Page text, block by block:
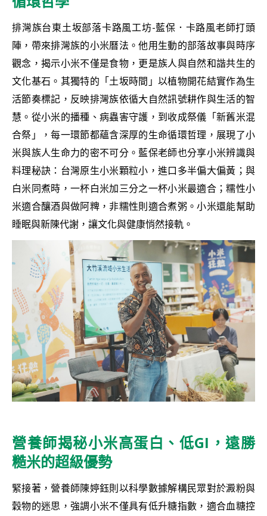
排灣族台東土坂部落卡路風工坊-藍保．卡路風老師打頭
陣，帶來排灣族的小米曆法。他用生動的部落故事與時序
觀念，揭示小米不僅是食物，更是族人與自然和諧共生的
文化基石。其獨特的「土坂時間」以植物開花結實作為生
活節奏標記，反映排灣族依循大自然訊號耕作與生活的智
慧。從小米的播種、病蟲害守護，到收成祭儀「新舊米混
合祭」，每一環節都蘊含深厚的生命循環哲理，展現了小
米與族人生命力的密不可分。藍保老師也分享小米辨識與
料理秘訣：台灣原生小米顆粒小，進口多半偏大偏黃；與
白米同煮時，一杯白米加三分之一杯小米最適合；糯性小
米適合釀酒與做阿粺，非糯性則適合煮粥。小米還能幫助
睡眠與新陳代謝，讓文化與健康悄然接軌。
營養師揭秘小米高蛋白、低GI ，遠勝
糙米的超級優勢
緊接著，營養師陳婷鈺則以科學數據解構民眾對於澱粉與
穀物的迷思，強調小米不僅具有低升糖指數，適合血糖控